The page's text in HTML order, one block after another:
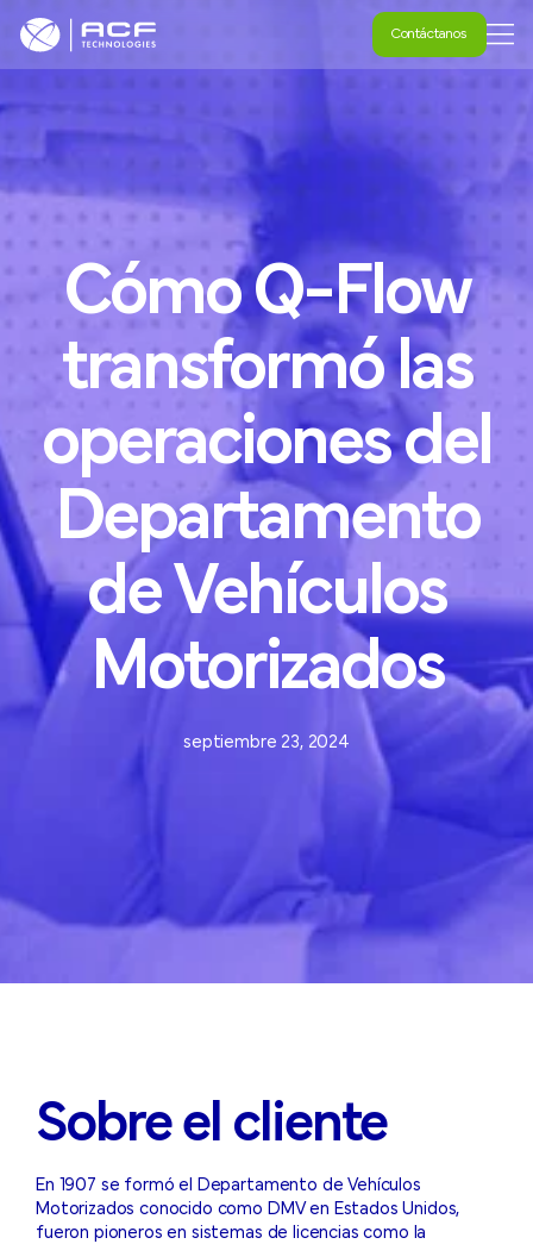
Contáctanos
Cómo Q-Flow
transformó las
operaciones del
Departamento
de Vehículos
Motorizados
septiembre 23, 2024
Sobre el cliente
En 1907 se formó el Departamento de Vehículos
Motorizados conocido como DMV en Estados Unidos,
fueron pioneros en sistemas de licencias como la